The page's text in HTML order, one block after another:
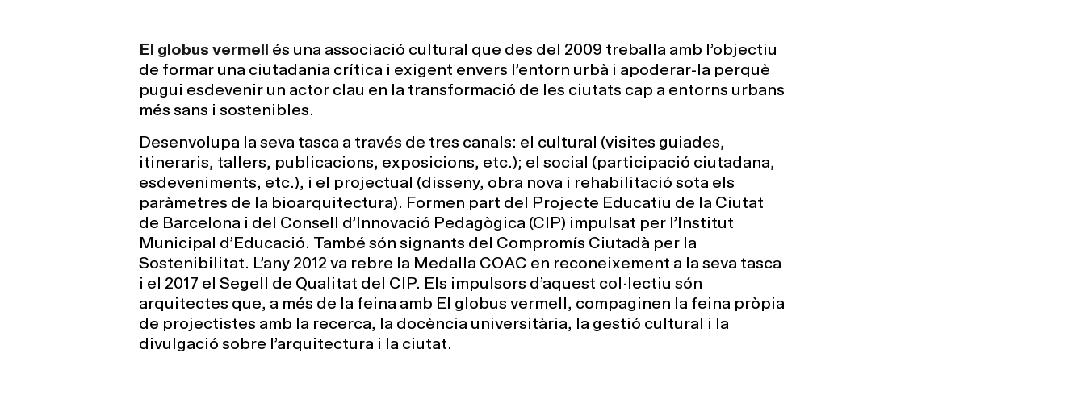
El globus vermell
és una associació cultural que des del 2009 treballa amb l’objectiu
de formar una ciutadania crítica i exigent envers l’entorn urbà i apoderar-la perquè
pugui esdevenir un actor clau en la transformació de les ciutats cap a entorns urbans
més sans i sostenibles.
Desenvolupa la seva tasca a través de tres canals: el cultural (visites guiades,
itineraris, tallers, publicacions, exposicions, etc.); el social (participació ciutadana,
esdeveniments, etc.), i el projectual (disseny, obra nova i rehabilitació sota els
paràmetres de la bioarquitectura). Formen part del Projecte Educatiu de la Ciutat
de Barcelona i del Consell d’Innovació Pedagògica (CIP) impulsat per l’Institut
Municipal d’Educació. També són signants del Compromís Ciutadà per la
Sostenibilitat. L’any 2012 va rebre la Medalla COAC en reconeixement a la seva tasca
i el 2017 el Segell de Qualitat del CIP. Els impulsors d’aquest col·lectiu són
arquitectes que, a més de la feina amb El globus vermell, compaginen la feina pròpia
de projectistes amb la recerca, la docència universitària, la gestió cultural i la
divulgació sobre l’arquitectura i la ciutat.